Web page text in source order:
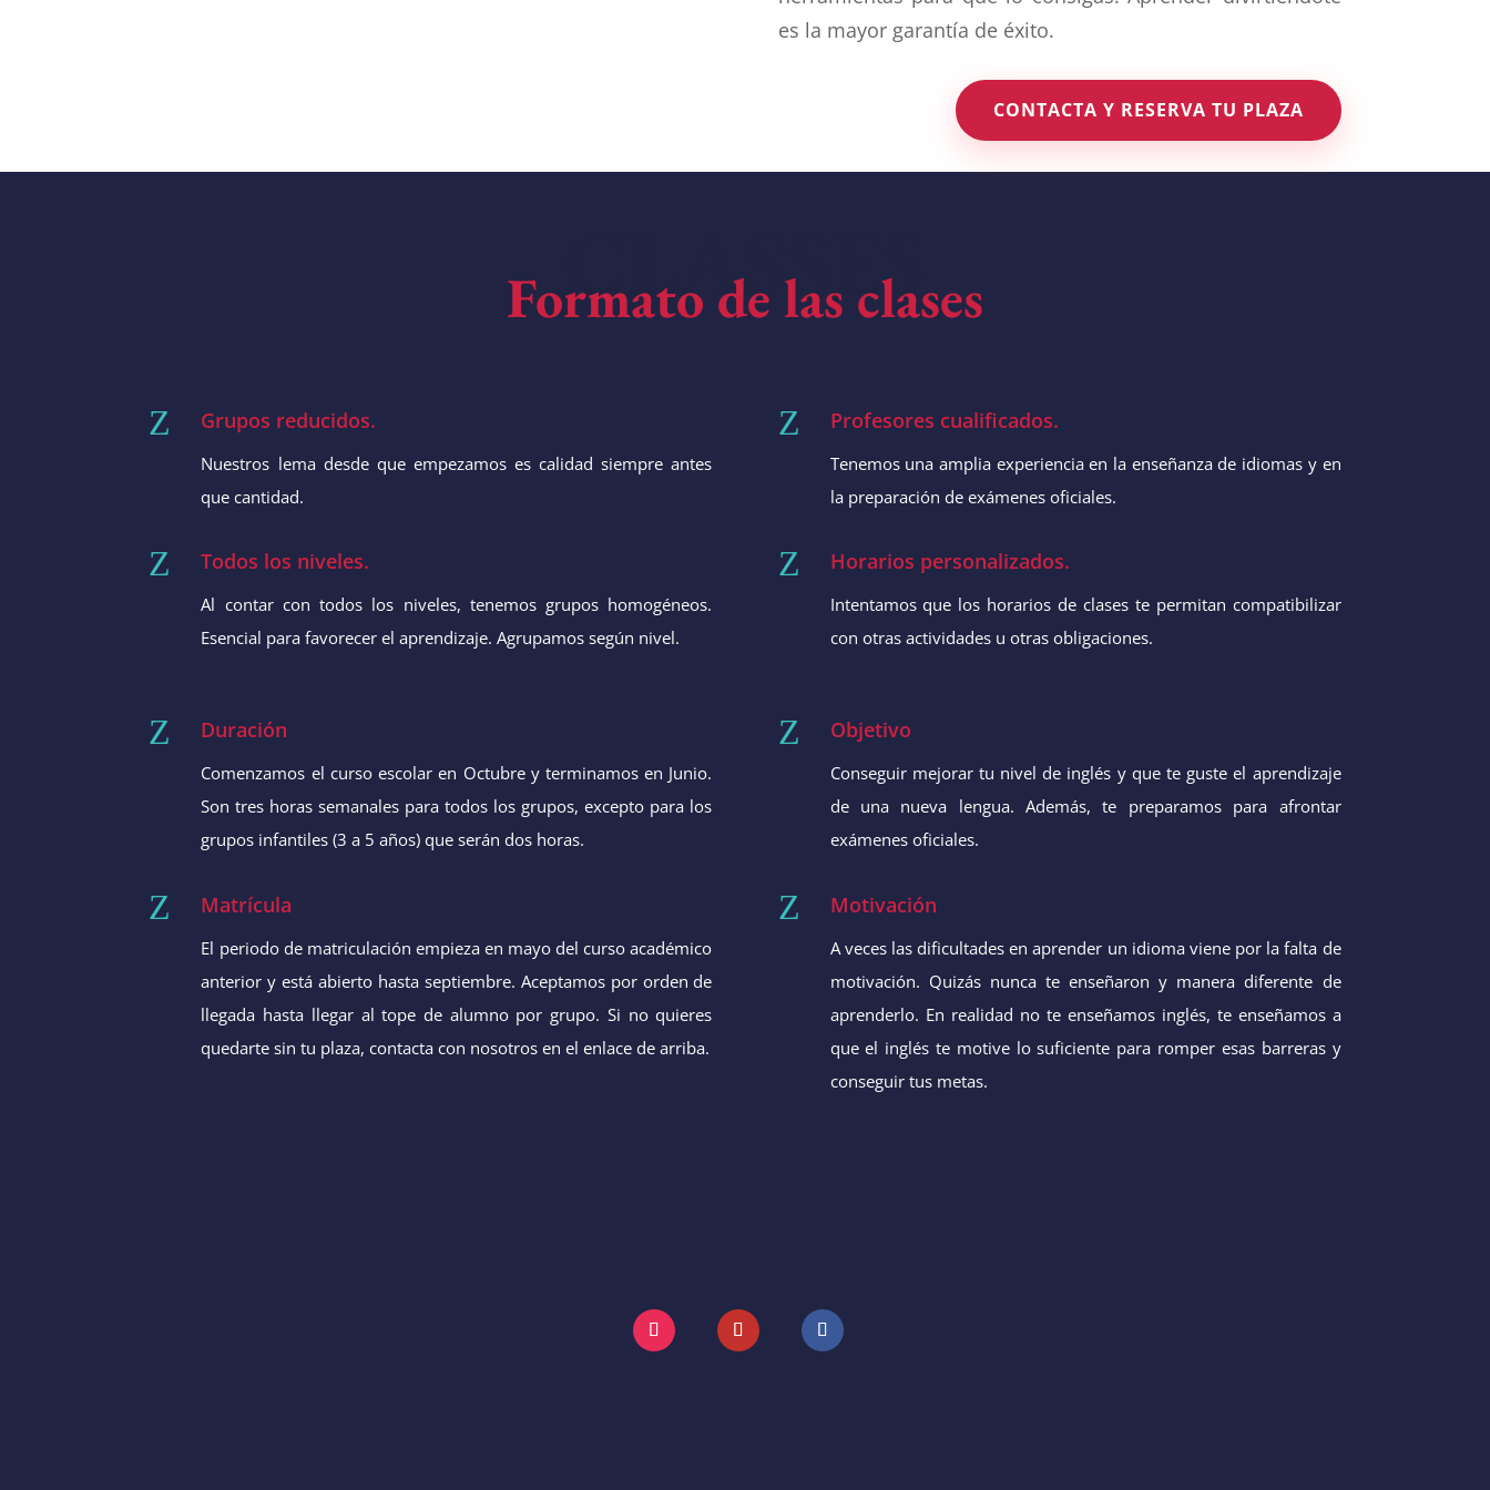
es la mayor garantía de éxito.
CONTACTA Y RESERVA TU PLAZA
CLASSES
Formato de las clases
Z Grupos reducidos.
Nuestros lema desde que empezamos es calidad siempre antes
que cantidad.
Z Todos los niveles.
Al contar con todos los niveles, tenemos grupos homogéneos.
Esencial para favorecer el aprendizaje. Agrupamos según nivel.
Z Profesores cualificados.
Tenemos una amplia experiencia en la enseñanza de idiomas y en
la preparación de exámenes oficiales.
Z Horarios personalizados.
Intentamos que los horarios de clases te permitan compatibilizar
con otras actividades u otras obligaciones.
Z Duración
Comenzamos el curso escolar en Octubre y terminamos en Junio.
Son tres horas semanales para todos los grupos, excepto para los
grupos infantiles (3 a 5 años) que serán dos horas.
Z Matrícula
El periodo de matriculación empieza en mayo del curso académico
anterior y está abierto hasta septiembre. Aceptamos por orden de
llegada hasta llegar al tope de alumno por grupo. Si no quieres
quedarte sin tu plaza, contacta con nosotros en el enlace de arriba.
Z Objetivo
Conseguir mejorar tu nivel de inglés y que te guste el aprendizaje
de una nueva lengua. Además, te preparamos para afrontar
exámenes oficiales.
Z Motivación
A veces las dificultades en aprender un idioma viene por la falta de
motivación. Quizás nunca te enseñaron y manera diferente de
aprenderlo. En realidad no te enseñamos inglés, te enseñamos a
que el inglés te motive lo suficiente para romper esas barreras y
conseguir tus metas.
Instagram YouTube Facebook